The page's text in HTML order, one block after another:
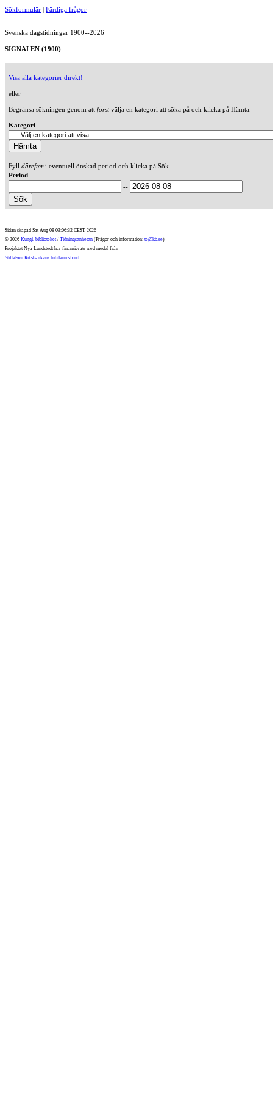
Sökformulär | Färdiga frågor
Svenska dagstidningar 1900--2026
SIGNALEN (1900)
Visa alla kategorier direkt!
eller
Begränsa sökningen genom att förstvälja en kategori att söka på och klicka på Hämta.
Kategori
Fyll därefteri eventuell önskad period och klicka på Sök.
Period
--
Sidan skapad Sat Aug 08 03:06:32 CEST 2026
© 2026 Kungl. biblioteket / Tidningsenheten (Frågor och information: te@kb.se)
Projektet Nya Lundstedt har finansierats med medel från
Stiftelsen Riksbankens Jubileumsfond